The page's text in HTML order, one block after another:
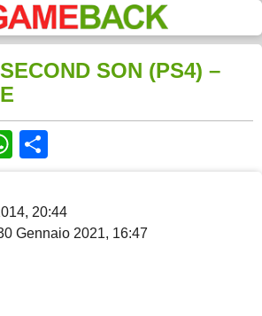
SON (PS4) –
WhatsApp
20:44
Gennaio 2021, 16:47